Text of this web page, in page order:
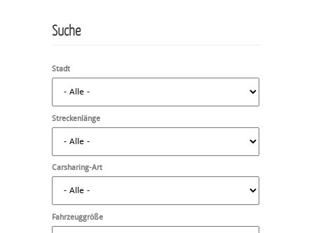
Suche
Stadt
Streckenlänge
Carsharing-Art
Fahrzeuggröße